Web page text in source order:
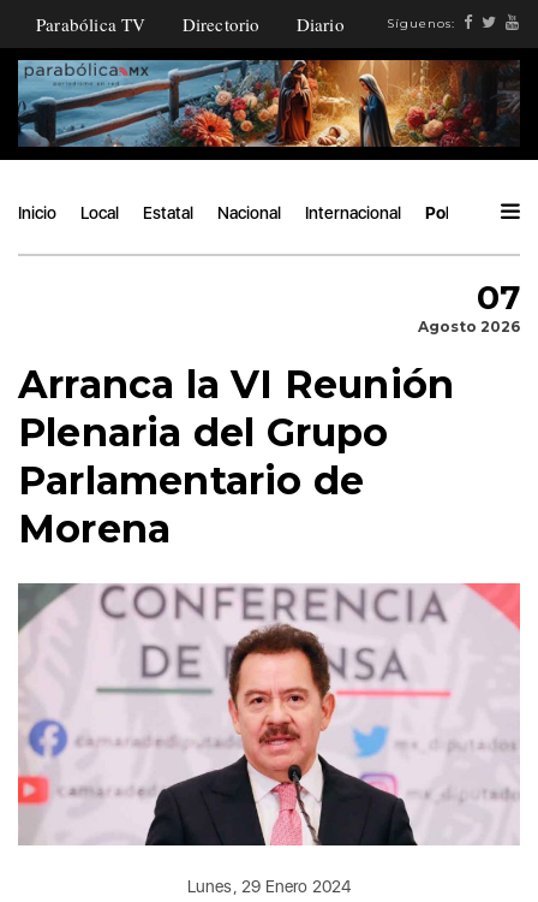
Parabólica TV Directorio Diario Síguenos:
Inicio Local Estatal Nacional Internacional Política
07
Agosto 2026
Arranca la VI Reunión
Plenaria del Grupo
Parlamentario de
Morena
Lunes, 29 Enero 2024